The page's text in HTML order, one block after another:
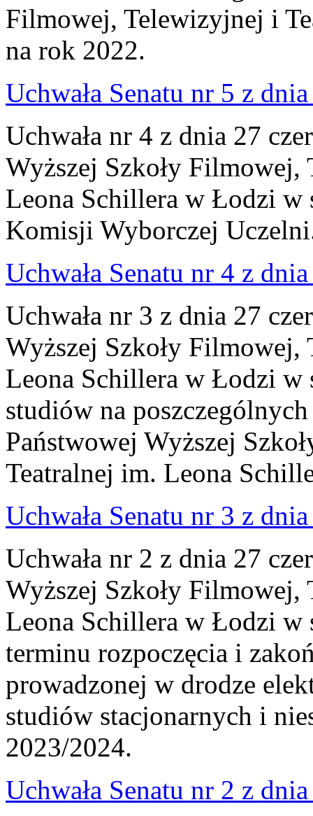
Filmowej, Telewizyjnej i
na rok 2022.
Uchwała Senatu nr 5 z
Uchwała nr 4 z dnia 27
Wyższej Szkoły
Leona Schillera w Łodzi w
Komisji Wyborczej
Uchwała Senatu nr 4 z
Uchwała nr 3 z dnia 27
Wyższej Szkoły
Leona Schillera w Łodzi w
studiów na
Państwowej Wyższej
Teatralnej im. Leona
Uchwała Senatu nr 3 z
Uchwała nr 2 z dnia 27
Wyższej Szkoły
Leona Schillera w Łodzi w
terminu rozpoczęcia i
prowadzonej w drodze
studiów stacjonarnych i
2023/2024.
Uchwała Senatu nr 2 z